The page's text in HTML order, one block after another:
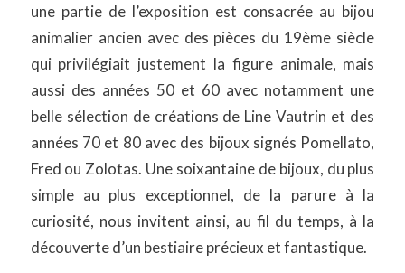
une partie de l’exposition est consacrée au bijou
animalier ancien avec des pièces du 19ème siècle
qui privilégiait justement la figure animale, mais
aussi des années 50 et 60 avec notamment une
belle sélection de créations de Line Vautrin et des
années 70 et 80 avec des bijoux signés Pomellato,
Fred ou Zolotas. Une soixantaine de bijoux, du plus
simple au plus exceptionnel, de la parure à la
curiosité, nous invitent ainsi, au fil du temps, à la
découverte d’un bestiaire précieux et fantastique.